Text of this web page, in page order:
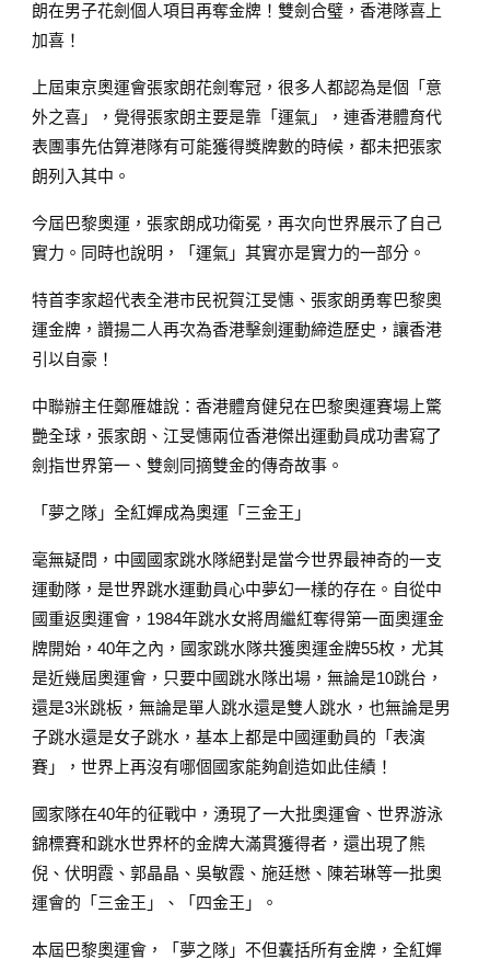
朗在男子花劍個人項目再奪金牌！雙劍合璧，香港隊喜上
加喜！
上屆東京奧運會張家朗花劍奪冠，很多人都認為是個「意
外之喜」，覺得張家朗主要是靠「運氣」，連香港體育代
表團事先估算港隊有可能獲得獎牌數的時候，都未把張家
朗列入其中。
今屆巴黎奧運，張家朗成功衛冕，再次向世界展示了自己
實力。同時也說明，「運氣」其實亦是實力的一部分。
特首李家超代表全港市民祝賀江旻憓、張家朗勇奪巴黎奧
運金牌，讚揚二人再次為香港擊劍運動締造歷史，讓香港
引以自豪！
中聯辦主任鄭雁雄說：香港體育健兒在巴黎奧運賽場上驚
艷全球，張家朗、江旻憓兩位香港傑出運動員成功書寫了
劍指世界第一、雙劍同摘雙金的傳奇故事。
「夢之隊」全紅嬋成為奧運「三金王」
毫無疑問，中國國家跳水隊絕對是當今世界最神奇的一支
運動隊，是世界跳水運動員心中夢幻一樣的存在。自從中
國重返奧運會，1984年跳水女將周繼紅奪得第一面奧運金
牌開始，40年之內，國家跳水隊共獲奧運金牌55枚，尤其
是近幾屆奧運會，只要中國跳水隊出場，無論是10跳台，
還是3米跳板，無論是單人跳水還是雙人跳水，也無論是男
子跳水還是女子跳水，基本上都是中國運動員的「表演
賽」，世界上再沒有哪個國家能夠創造如此佳績！
國家隊在40年的征戰中，湧現了一大批奧運會、世界游泳
錦標賽和跳水世界杯的金牌大滿貫獲得者，還出現了熊
倪、伏明霞、郭晶晶、吳敏霞、施廷懋、陳若琳等一批奧
運會的「三金王」、「四金王」。
本屆巴黎奧運會，「夢之隊」不但囊括所有金牌，全紅嬋